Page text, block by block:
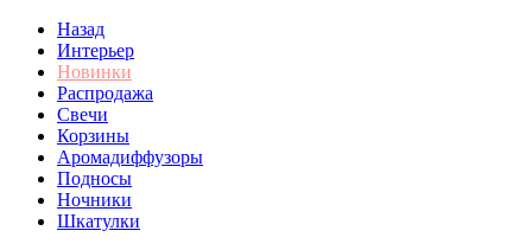
Назад
Интерьер
Новинки
Распродажа
Свечи
Корзины
Аромадиффузоры
Подносы
Ночники
Шкатулки